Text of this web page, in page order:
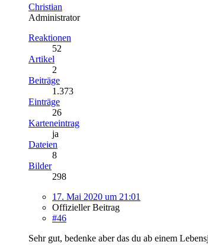
Christian
Administrator
Reaktionen
52
Artikel
2
Beiträge
1.373
Einträge
26
Karteneintrag
ja
Dateien
8
Bilder
298
17. Mai 2020 um 21:01
Offizieller Beitrag
#46
Sehr gut, bedenke aber das du ab einem